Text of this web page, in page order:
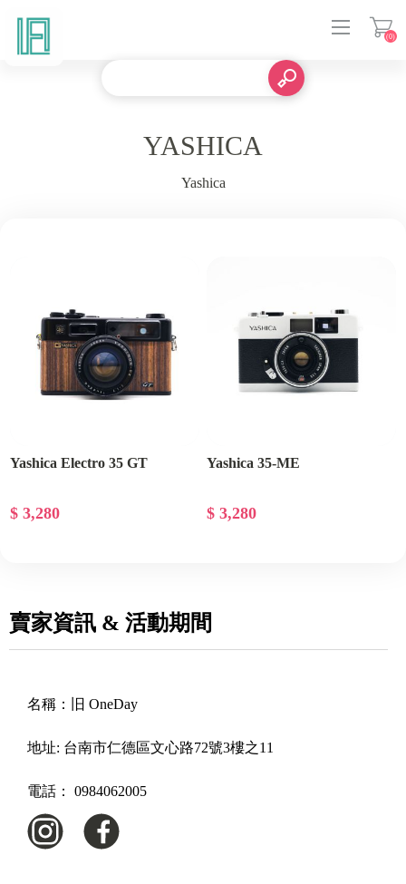
(0)
YASHICA
Yashica
Yashica Electro 35 GT
$ 3,280
Yashica 35-ME
$ 3,280
賣家資訊 & 活動期間
名稱： 旧 OneDay
地址: 台南市仁德區文心路72號3樓之11
電話： 0984062005